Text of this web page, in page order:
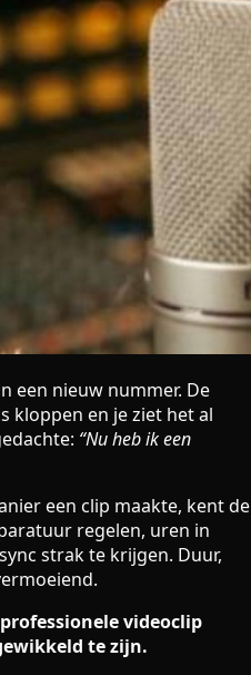
een nieuw nummer. De
kloppen en je ziet het al
“Nu heb ik een
een clip maakte, kent de
regelen, uren in
strak te krijgen. Duur,
videoclip
te zijn.